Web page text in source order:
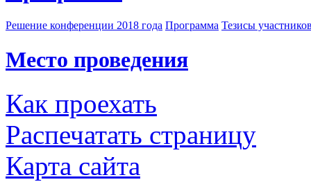
Решение конференции 2018 года Программа Тезисы
Место проведения
Как проехать
Распечатать страницу
Карта сайта